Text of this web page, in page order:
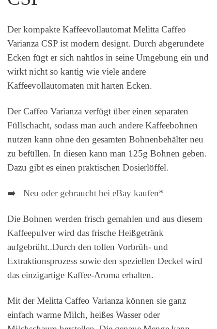
Der kompakte Kaffeevollautomat Melitta Caffeo
Varianza CSP ist modern designt. Durch abgerundete
Ecken fügt er sich nahtlos in seine Umgebung ein und
wirkt nicht so kantig wie viele andere
Kaffeevollautomaten mit harten Ecken.
Der Caffeo Varianza verfügt über einen separaten
Füllschacht, sodass man auch andere Kaffeebohnen
nutzen kann ohne den gesamten Bohnenbehälter neu
zu befüllen. In diesen kann man 125g Bohnen geben.
Dazu gibt es einen praktischen Dosierlöffel.
➡️ Neu oder gebraucht bei eBay kaufen*
Die Bohnen werden frisch gemahlen und aus diesem
Kaffeepulver wird das frische Heißgetränk
aufgebrüht..Durch den tollen Vorbrüh- und
Extraktionsprozess sowie den speziellen Deckel wird
das einzigartige Kaffee-Aroma erhalten.
Mit der Melitta Caffeo Varianza können sie ganz
einfach warme Milch, heißes Wasser oder